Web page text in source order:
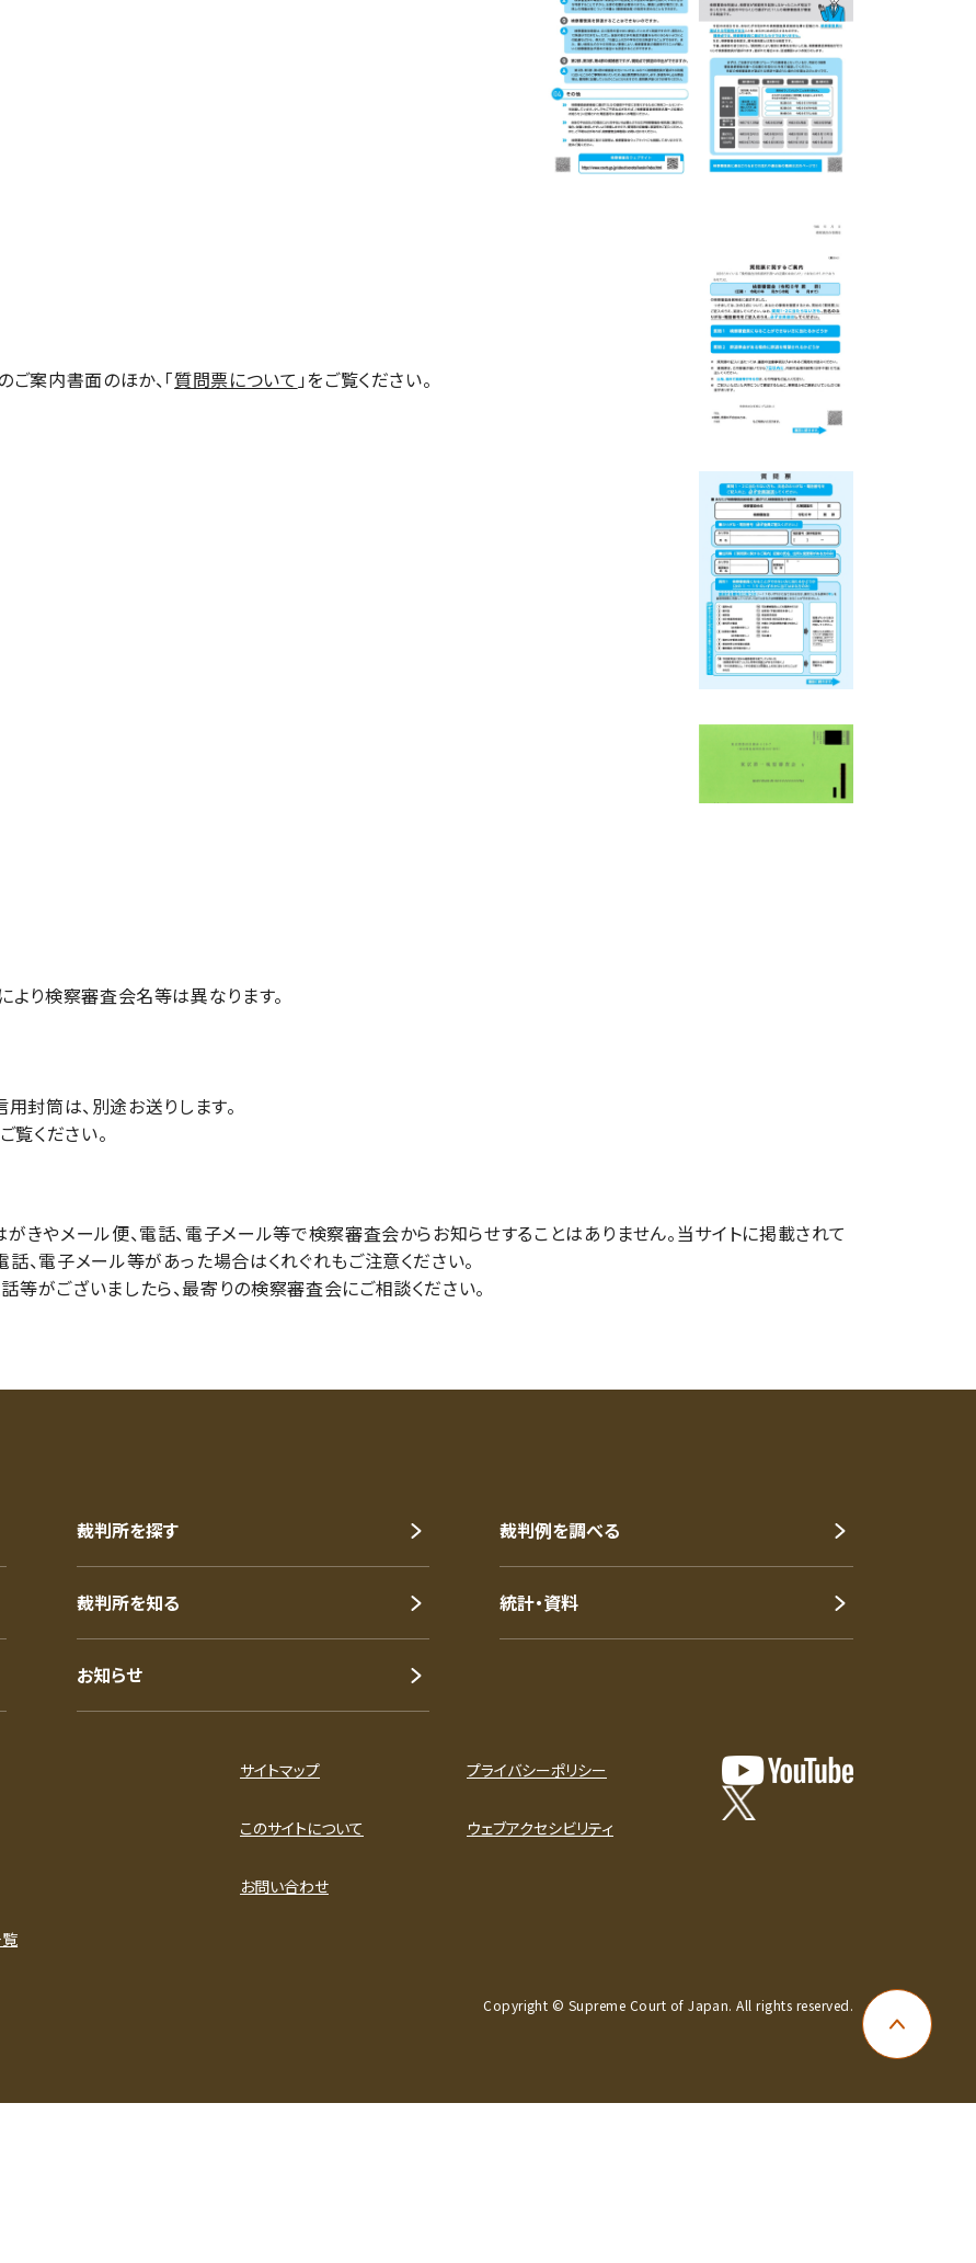
案内書面のほか、「質問票について 」をご覧ください。
り検察審査会名等は異なります。
封筒は、別途お送りします。
覧ください。
やメール便、電話、電子メール等で検察審査会からお知らせすることはありません。当サイトに掲載されて
、電子メール等があった場合はくれぐれもご注意ください。
がございましたら、最寄りの検察審査会にご相談ください。
ページ上
裁判所を探す 裁判例を調べる
裁判所を知る 統計・資料
お知らせ
サイトマップ プライバシーポリシー
このサイトについて ウェブアクセシビリティ
お問い合わせ
Copyright © Supreme Court of Japan. All rights reserved.